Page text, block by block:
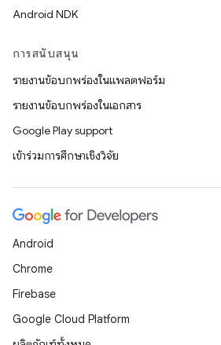
Android NDK
การสนับสนุน
รายงานข้อบกพร่องในแพลตฟอร์ม
รายงานข้อบกพร่องในเอกสาร
Google Play support
เข้าร่วมการศึกษาเชิงวิจัย
Android
Chrome
Firebase
Google Cloud Platform